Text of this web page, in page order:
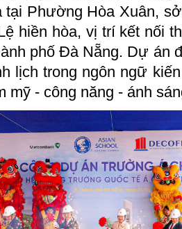
tại Phường Hòa Xuân,
hiền hòa, vị trí kết nối
phố Đà Nẵng. Dự án
lịch trong ngôn ngữ
mỹ - công năng - ánh